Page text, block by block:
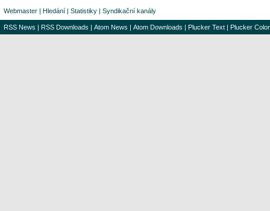
Webmaster | Hledání | Statistiky | Syndikační kanály
RSS News | RSS Downloads | Atom News | Atom Downloads | Plucker Text | Plucker Color